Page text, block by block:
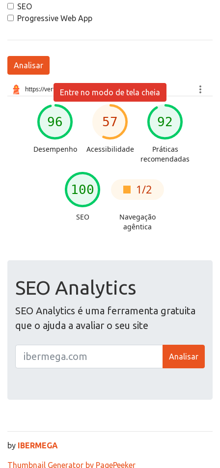
SEO
Progressive Web App
Analisar
Entre no modo de tela cheia
SEO Analytics
SEO Analytics é uma ferramenta gratuita
que o ajuda a avaliar o seu site
Analisar
by IBERMEGA
Thumbnail Generator by PagePeeker